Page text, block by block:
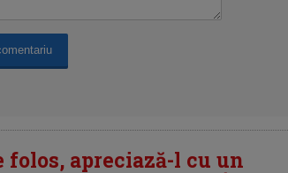
apreciază-l cu un